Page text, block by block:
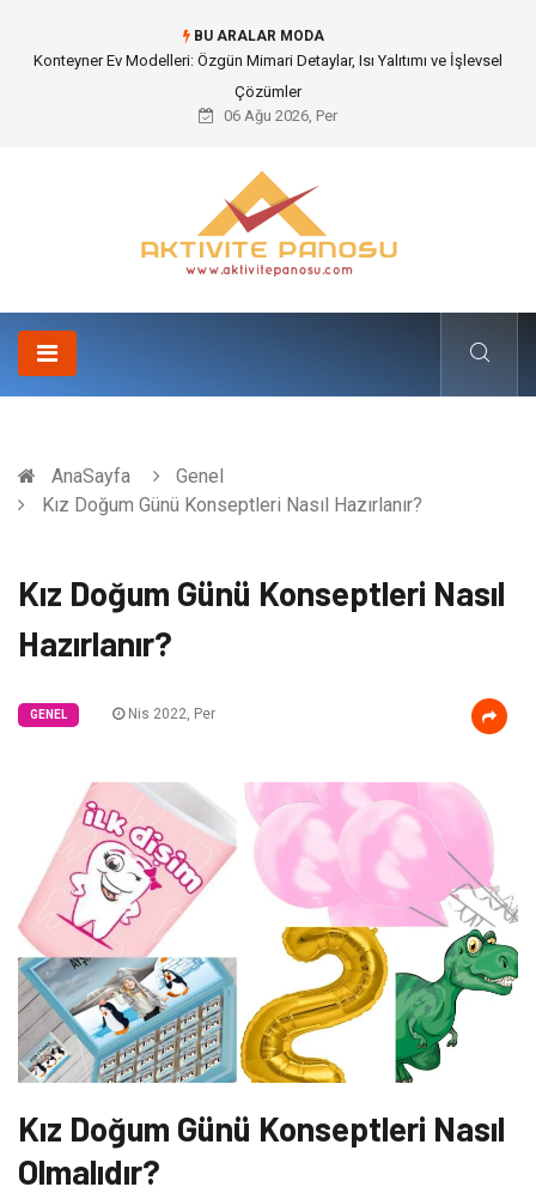
BU ARALAR MODA
Nakliye Nedir ve Tedarik Zincirindeki Önemi Nasıl Anlaşılır?
06 Ağu 2026, Per
AnaSayfa
Genel
Kız Doğum Günü Konseptleri Nasıl Hazırlanır?
Kız Doğum Günü Konseptleri Nasıl
Hazırlanır?
GENEL Nis 2022, Per
Kız Doğum Günü Konseptleri Nasıl
Olmalıdır?